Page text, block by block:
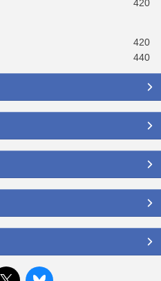
420
420
440